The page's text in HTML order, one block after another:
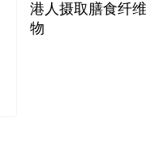
港人摄取膳食纤
物